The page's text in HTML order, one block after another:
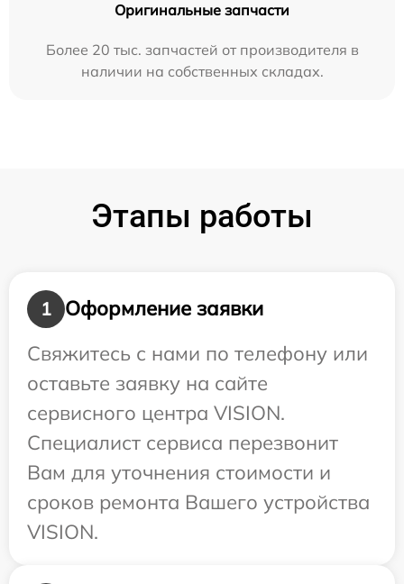
Оригинальные запчасти
Более 20 тыс. запчастей от производителя в
наличии на собственных складах.
Этапы работы
1
Оформление заявки
Свяжитесь с нами по телефону или
оставьте заявку на сайте
сервисного центра VISION.
Специалист сервиса перезвонит
Вам для уточнения стоимости и
сроков ремонта Вашего устройства
VISION.